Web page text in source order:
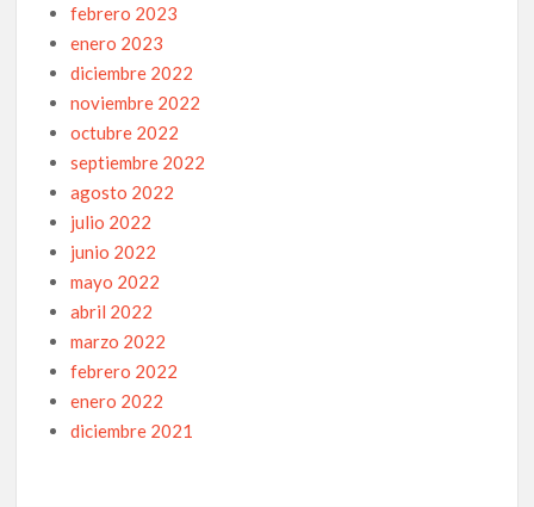
febrero 2023
enero 2023
diciembre 2022
noviembre 2022
octubre 2022
septiembre 2022
agosto 2022
julio 2022
junio 2022
mayo 2022
abril 2022
marzo 2022
febrero 2022
enero 2022
diciembre 2021